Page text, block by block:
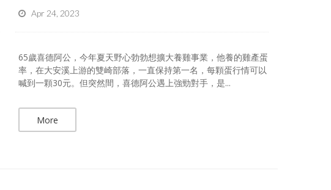
Apr 24, 2023
65歲喜德阿公，今年夏天野心勃勃想擴大養雞事業，他養的雞產蛋
率，在大安溪上游的雙崎部落，一直保持第一名，每顆蛋行情可以
喊到一顆30元。但突然間，喜德阿公遇上強勁對手，是...
More